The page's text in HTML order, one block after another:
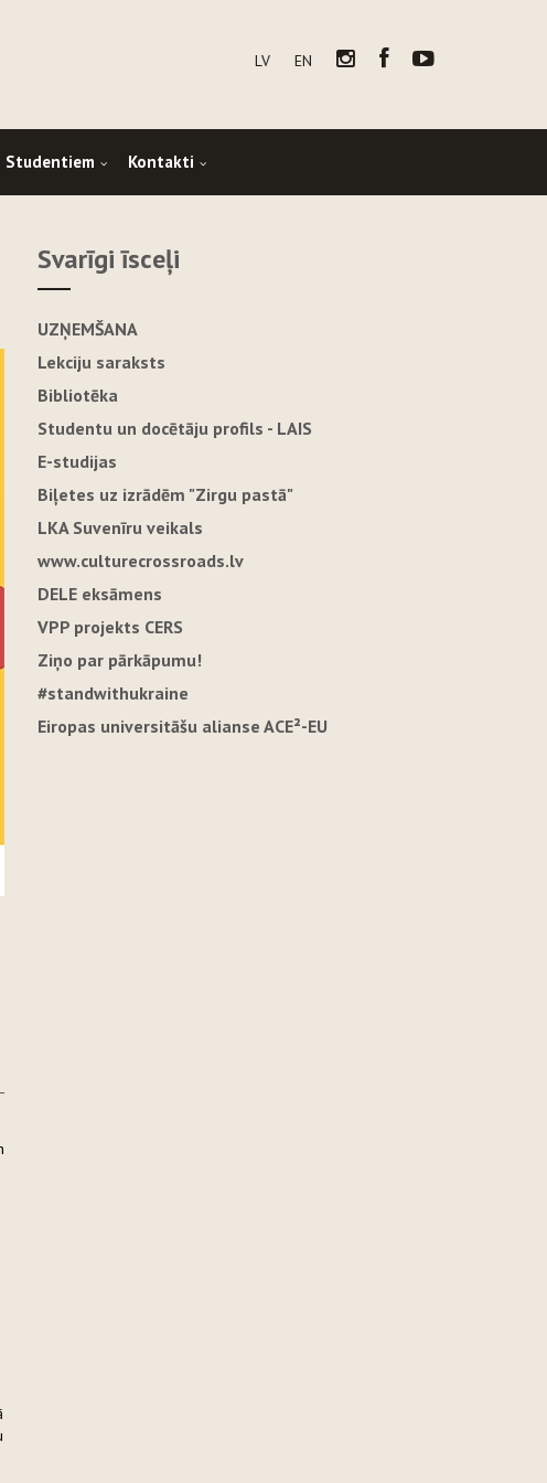
LV EN
Studentiem Kontakti
Svarīgi īsceļi
UZŅEMŠANA
Lekciju saraksts
Bibliotēka
Studentu un docētāju profils - LAIS
E-studijas
Biļetes uz izrādēm "Zirgu pastā"
LKA Suvenīru veikals
www.culturecrossroads.lv
DELE eksāmens
VPP projekts CERS
Ziņo par pārkāpumu!
#standwithukraine
Eiropas universitāšu alianse ACE²-EU